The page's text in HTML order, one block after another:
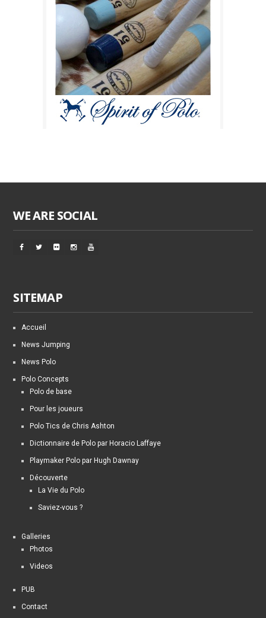
WE ARE SOCIAL
SITEMAP
Accueil
News Jumping
News Polo
Polo Concepts
Polo de base
Pour les joueurs
Polo Tics de Chris Ashton
Dictionnaire de Polo par Horacio Laffaye
Playmaker Polo par Hugh Dawnay
Découverte
La Vie du Polo
Saviez-vous ?
Galleries
Photos
Videos
PUB
Contact